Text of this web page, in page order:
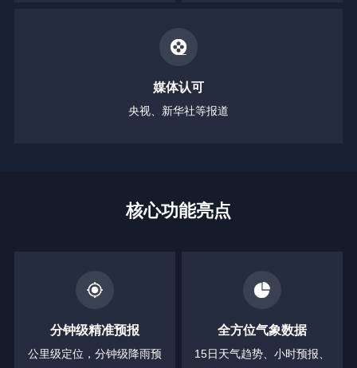
媒体认可
央视、新华社等报道
核心功能亮点
分钟级精准预报
公里级定位，分钟级降雨预
全方位气象数据
15日天气趋势、小时预报、